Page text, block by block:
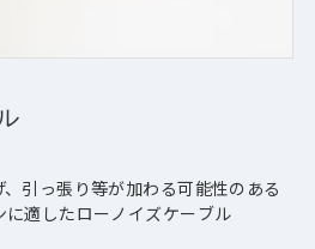
引っ張り等が加わる可能性のある
適したローノイズケーブル